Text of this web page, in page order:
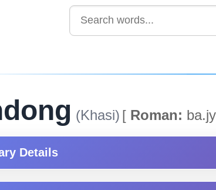
(Khasi) [ Roman:
Details